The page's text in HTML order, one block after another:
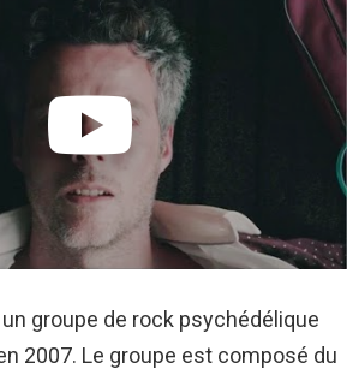
groupe de rock psychédélique
2007. Le groupe est composé du